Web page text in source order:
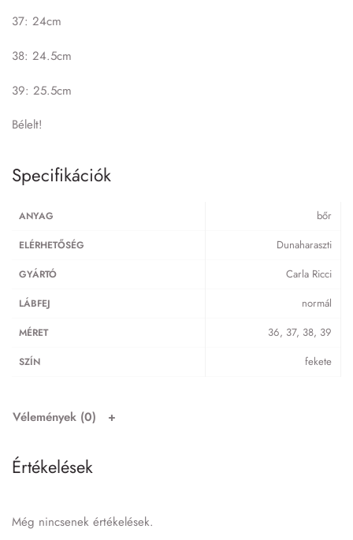
37: 24cm
38: 24.5cm
39: 25.5cm
Bélelt!
Specifikációk
ANYAG bőr
ELÉRHETŐSÉG Dunaharaszti
GYÁRTÓ Carla Ricci
LÁBFEJ normál
MÉRET 36, 37, 38, 39
SZÍN fekete
Vélemények (0)
Értékelések
Még nincsenek értékelések.